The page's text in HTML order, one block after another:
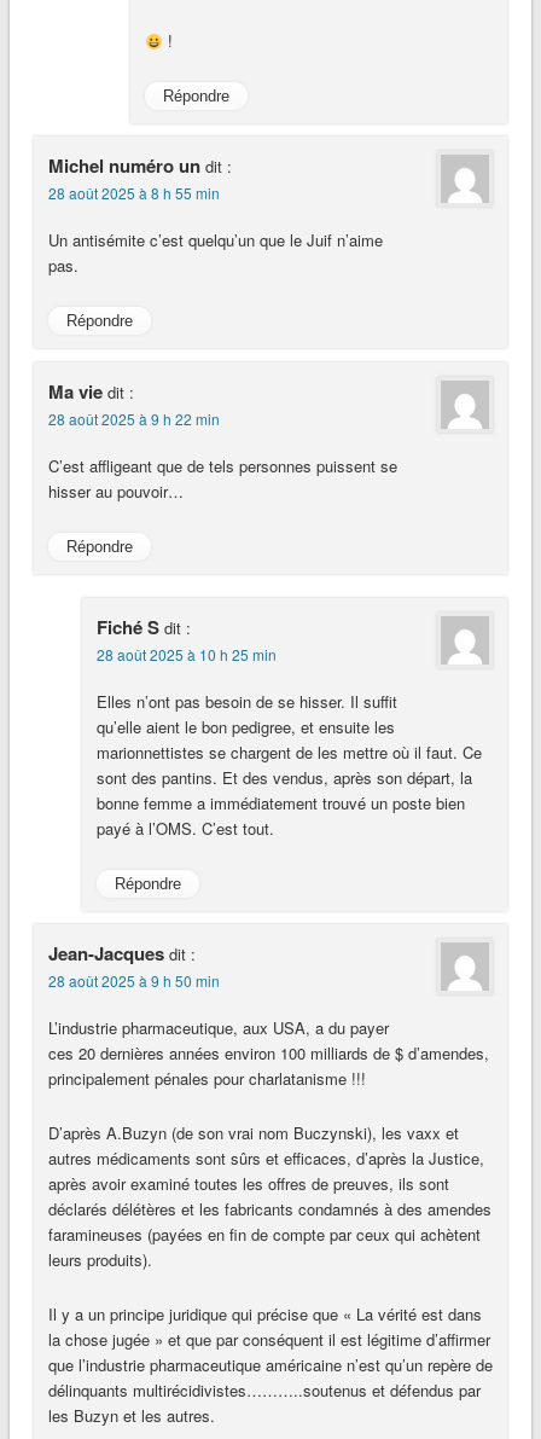
!
Répondre
Michel numéro un dit :
28 août 2025 à 8 h 55 min
Un antisémite c’est quelqu’un que le Juif n’aime
pas.
Répondre
Ma vie dit :
28 août 2025 à 9 h 22 min
C’est affligeant que de tels personnes puissent se
hisser au pouvoir…
Répondre
Fiché S dit :
28 août 2025 à 10 h 25 min
Elles n’ont pas besoin de se hisser. Il suffit
qu’elle aient le bon pedigree, et ensuite les
marionnettistes se chargent de les mettre où il faut. Ce
sont des pantins. Et des vendus, après son départ, la
bonne femme a immédiatement trouvé un poste bien
payé à l’OMS. C’est tout.
Répondre
Jean-Jacques dit :
28 août 2025 à 9 h 50 min
L’industrie pharmaceutique, aux USA, a du payer
ces 20 dernières années environ 100 milliards de $ d’amendes,
principalement pénales pour charlatanisme !!!
D’après A.Buzyn (de son vrai nom Buczynski), les vaxx et
autres médicaments sont sûrs et efficaces, d’après la Justice,
après avoir examiné toutes les offres de preuves, ils sont
déclarés délétères et les fabricants condamnés à des amendes
faramineuses (payées en fin de compte par ceux qui achètent
leurs produits).
Il y a un principe juridique qui précise que « La vérité est dans
la chose jugée » et que par conséquent il est légitime d’affirmer
que l’industrie pharmaceutique américaine n’est qu’un repère de
délinquants multirécidivistes………..soutenus et défendus par
les Buzyn et les autres.